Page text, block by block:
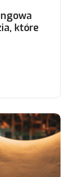
które